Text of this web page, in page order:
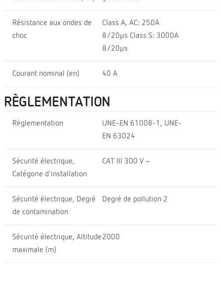
Résistance aux ondes de
choc
Class A, AC: 250A
8/20μs Class S: 3000A
8/20μs
Courant nominal (en) 40 A
RÈGLEMENTATION
Règlementation
UNE-EN 61008-1, UNE-
EN 63024
Sécurité électrique,
Catégorie d'installation
CAT III 300 V ~
Sécurité électrique, Degré
de contamination
Degré de pollution 2
Sécurité électrique, Altitude
maximale (m)
2000